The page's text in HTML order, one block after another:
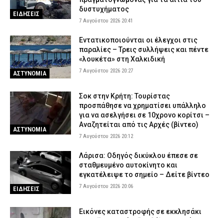
ΕΙΔΗΣΕΙΣ
δυστυχήματος
7 Αυγούστου 2026 20:41
ΑΣΤΥΝΟΜΙΑ
Εντατικοποιούνται οι έλεγχοι στις
παραλίες – Τρεις συλλήψεις και πέντε
«λουκέτα» στη Χαλκιδική
7 Αυγούστου 2026 20:27
ΑΣΤΥΝΟΜΙΑ
Σοκ στην Κρήτη: Τουρίστας
προσπάθησε να χρηματίσει υπάλληλο
για να ασελγήσει σε 10χρονο κορίτσι –
Αναζητείται από τις Αρχές (βίντεο)
7 Αυγούστου 2026 20:12
ΕΙΔΗΣΕΙΣ
Λάρισα: Οδηγός δικύκλου έπεσε σε
σταθμευμένο αυτοκίνητο και
εγκατέλειψε το σημείο – Δείτε βίντεο
7 Αυγούστου 2026 20:06
Εικόνες καταστροφής σε εκκλησάκι